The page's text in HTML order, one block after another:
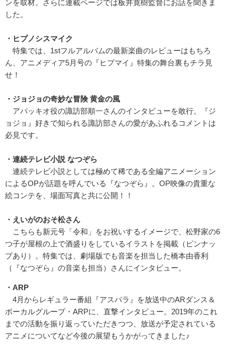
ンを取材。さらに連載ページでは板井寛樹監督にお話を聞きま
した。
・ヒプノシスマイク
特集では、1stフルアルバムの最新楽曲のレビューはもちろ
ん、アニメディア5月号の『ヒプマイ』特集の舞台裏もチラ見
せ！
・ジョジョの奇妙な冒険 黄金の風
アバッキオ役の諏訪部順一さんのインタビューを敢行。『ジ
ョジョ』好きで知られる諏訪部さんの愛があふれるコメントは
必見です。
・連続テレビ小説 なつぞら
連続テレビ小説としては極めて稀である全編アニメーション
によるOPが話題を呼んでいる『なつぞら』。OP映像の貴重な
絵コンテを、場面写真と共に公開！！
・えいがのおそ松さん
こちらも新元号「令和」をお祝いするイメージで、松野家の6
つ子が屋根の上で酒盛りをしているイラストを掲載（ピンナッ
プあり）。特集では、劇場版でも音楽を担当した橋本由香利
（『なつぞら』の音楽も担当）さんにインタビュー。
・ARP
4月からレギュラー番組『アスパラ』を放送中のARダンス＆
ボーカルグループ・ARPに、直撃インタビュー。2019年のこれ
までの活動を振り返っていただきつつ、放送が予定されている
アニメについてなど今後の展望もうかがってきました♪